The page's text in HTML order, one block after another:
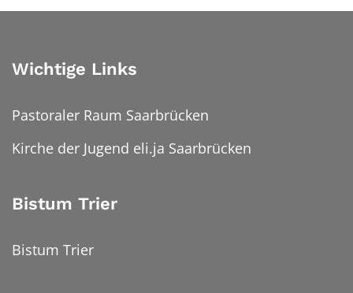
Wichtige Links
Pastoraler Raum Saarbrücken
Kirche der Jugend eli.ja Saarbrücken
Bistum Trier
Bistum Trier